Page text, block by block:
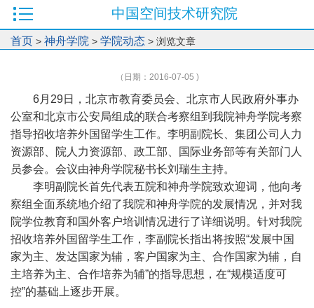
中国空间技术研究院
首页 > 神舟学院 > 学院动态 > 浏览文章
（日期：2016-07-05 )
6月29日，北京市教育委员会、北京市人民政府外事办
公室和北京市公安局组成的联合考察组到我院神舟学院考察
指导招收培养外国留学生工作。李明副院长、集团公司人力
资源部、院人力资源部、政工部、国际业务部等有关部门人
员参会。会议由神舟学院秘书长刘瑞生主持。
李明副院长首先代表五院和神舟学院致欢迎词，他向考
察组全面系统地介绍了我院和神舟学院的发展情况，并对我
院学位教育和国外客户培训情况进行了详细说明。针对我院
招收培养外国留学生工作，李副院长指出将按照“发展中国
家为主、发达国家为辅，客户国家为主、合作国家为辅，自
主培养为主、合作培养为辅”的指导思想，在“规模适度可
控”的基础上逐步开展。